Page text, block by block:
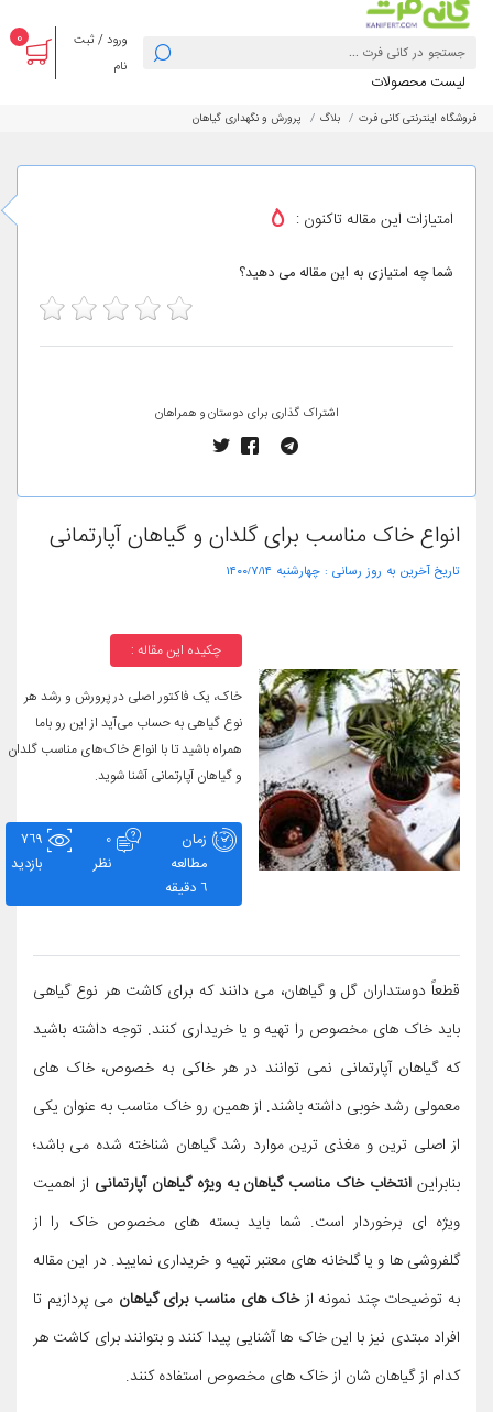
ورود / ثبت
نام
0
لیست محصولات
فروشگاه اینترنتی کانی فرت بلاگ پرورش و نگهداری گیاهان
امتیازات این مقاله تاکنون : 5
شما چه امتیازی به این مقاله می دهید؟
اشتراک گذاری برای دوستان و همراهان
انواع خاک مناسب برای گلدان و گیاهان آپارتمانی
تاریخ آخرین به روز رسانی : ۱۴۰۰/۷/۱۴ چهارشنبه
چکیده این مقاله :
خاک، یک فاکتور اصلی در پرورش و رشد هر
نوع گیاهی به حساب می‌آید از این رو باما
همراه باشید تا با انواع خاک‌های مناسب گلدان
و گیاهان آپارتمانی آشنا شوید.
زمان
مطالعه
6 دقیقه
0
نظر
769
بازدید
قطعاً دوستداران گل و گیاهان، می دانند که برای کاشت هر نوع گیاهی
باید خاک های مخصوص را تهیه و یا خریداری کنند. توجه داشته باشید
که گیاهان آپارتمانی نمی توانند در هر خاکی به خصوص، خاک های
معمولی رشد خوبی داشته باشند. از همین رو خاک مناسب به عنوان یکی
از اصلی ترین و مغذی ترین موارد رشد گیاهان شناخته شده می باشد؛
بنابراین انتخاب خاک مناسب گیاهان به ویژه گیاهان آپارتمانی از اهمیت
ویژه ای برخوردار است. شما باید بسته های مخصوص خاک را از
گلفروشی ها و یا گلخانه های معتبر تهیه و خریداری نمایید. در این مقاله
به توضیحات چند نمونه ازخاک های مناسب برای گیاهان می پردازیم تا
افراد مبتدی نیز با این خاک ها آشنایی پیدا کنند و بتوانند برای کاشت هر
کدام از گیاهان شان از خاک های مخصوص استفاده کنند.